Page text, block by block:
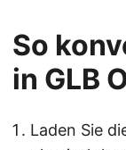
So
in GLB
Laden Sie